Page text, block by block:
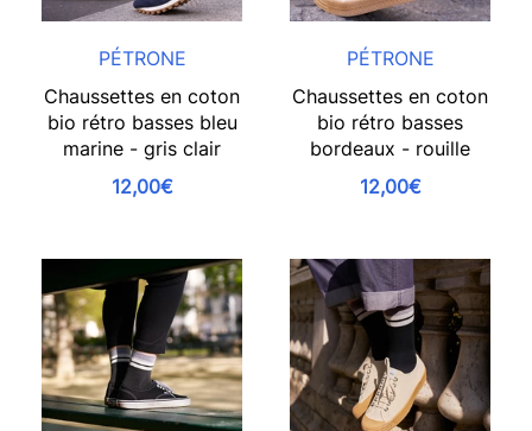
PÉTRONE
Chaussettes en coton
bio rétro basses bleu
marine - gris clair
12,00€
PÉTRONE
Chaussettes en coton
bio rétro basses
bordeaux - rouille
12,00€